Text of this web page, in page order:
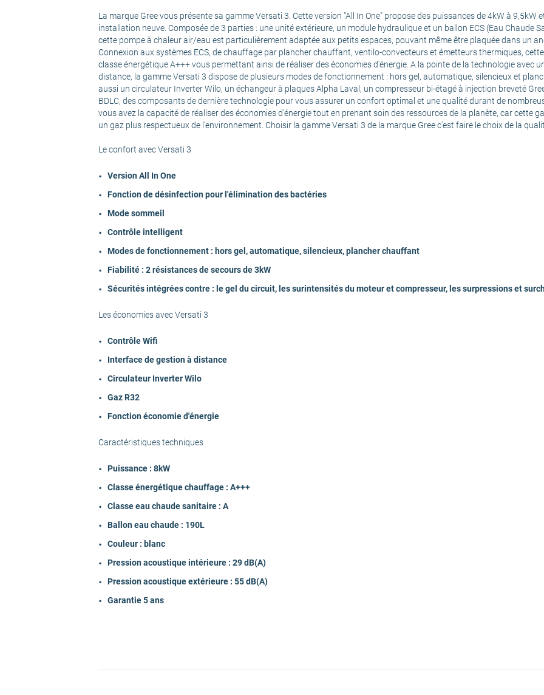
SCOP 4.5
Classe énergétique A+++
Puissance calorifique A
Hauteur Unité extérieure (en cm)
Profondeur Unité extérieure (en cm)
Hauteur Unité intérieure (en cm)
Profondeur Unité intérieure (en cm)
Raccordement électrique
Couleur
Garantie fabricant pièces (en année)
La marque Gree vous présente sa gamme Versati 3. Cette version "All In One" propose des puissances de 4kW à 9,5kW
installation neuve. Composée de 3 parties : une unité extérieure, un module hydraulique et un ballon ECS (Eau Chaude
cette pompe à chaleur air/eau est particulièrement adaptée aux petits espaces, pouvant même être plaquée dans un
Connexion aux systèmes ECS, de chauffage par plancher chauffant, ventilo-convecteurs et émetteurs thermiques,
classe énergétique A+++ vous permettant ainsi de réaliser des économies d'énergie. A la pointe de la technologie avec
distance, la gamme Versati 3 dispose de plusieurs modes de fonctionnement : hors gel, automatique, silencieux et
aussi un circulateur Inverter Wilo, un échangeur à plaques Alpha Laval, un compresseur bi-étagé à injection breveté
BDLC, des composants de dernière technologie pour vous assurer un confort optimal et une qualité durant de
vous avez la capacité de réaliser des économies d'énergie tout en prenant soin des ressources de la planète, car cette
un gaz plus respectueux de l'environnement. Choisir la gamme Versati 3 de la marque Gree c'est faire le choix de la
Le confort avec Versati 3
Version All In One
Fonction de désinfection pour l'élimination des bactéries
Mode sommeil
Contrôle intelligent
Modes de fonctionnement : hors gel, automatique, silencieux, plancher chauffant
Fiabilité : 2 résistances de secours de 3kW
Sécurités intégrées contre : le gel du circuit, les surintensités du moteur et compresseur, les surpressions et
Les économies avec Versati 3
Contrôle Wifi
Interface de gestion à distance
Circulateur Inverter Wilo
Gaz R32
Fonction économie d'énergie
Caractéristiques techniques
Puissance : 8kW
Classe énergétique chauffage : A+++
Classe eau chaude sanitaire : A
Ballon eau chaude : 190L
Couleur : blanc
Pression acoustique intérieure : 29 dB(A)
Pression acoustique extérieure : 55 dB(A)
Garantie 5 ans